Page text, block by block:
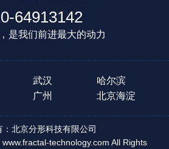
64913142
是我们前进最大的动力
武汉
哈尔滨
广州 北京海淀
：北京分形科技有限公司
technology.com All Rights